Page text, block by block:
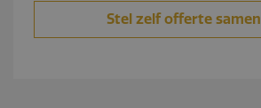
Stel zelf offerte samen